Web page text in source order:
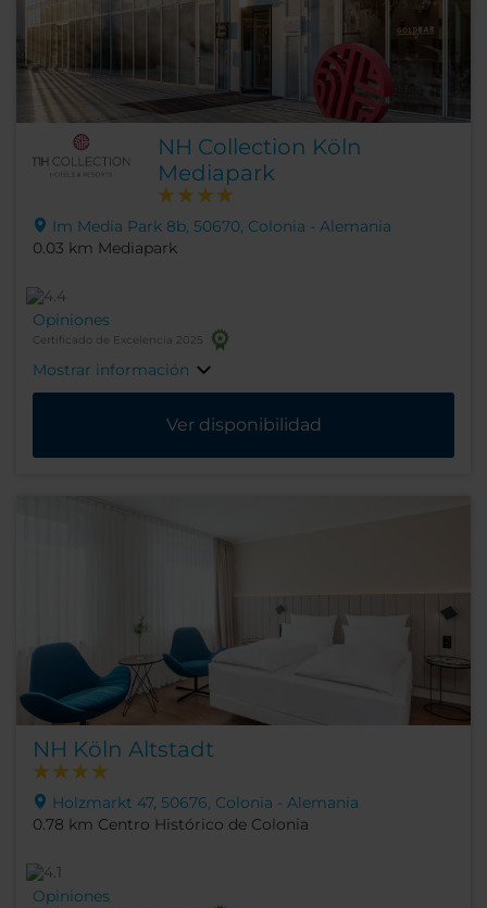
NH Collection Köln
Mediapark
Im Media Park 8b, 50670, Colonia - Alemania
0.03 km Mediapark
Opiniones
Certificado de Excelencia 2025
Mostrar información
Ver disponibilidad
NH Köln Altstadt
Holzmarkt 47, 50676, Colonia - Alemania
0.78 km Centro Histórico de Colonia
Opiniones